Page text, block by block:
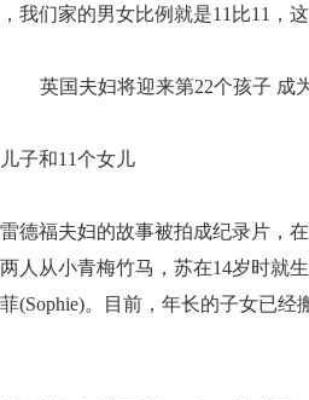
我们家的男女比例就是11比11，
子和11个女儿
福夫妇的故事被拍成纪录片，
人从小青梅竹马，苏在14岁时就
(Sophie)。目前，年长的子女已